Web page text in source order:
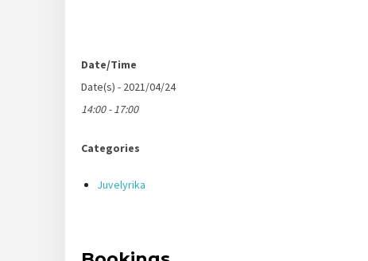
Date/Time
Date(s) - 2021/04/24
14:00 - 17:00
Categories
Juvelyrika